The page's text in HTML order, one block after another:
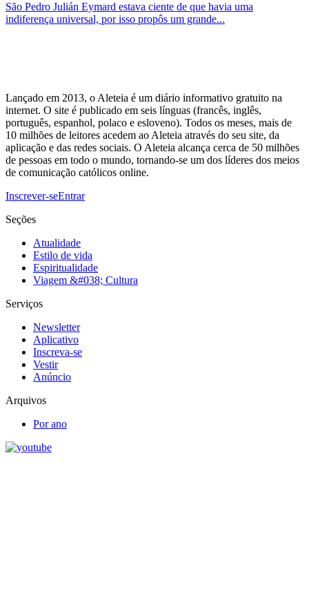
São Pedro Julián Eymard estava ciente de que havia uma
indiferença universal, por isso propôs um grande...
Lançado em 2013, o Aleteia é um diário informativo gratuito na
internet. O site é publicado em seis línguas (francês, inglês,
português, espanhol, polaco e esloveno). Todos os meses, mais de
10 milhões de leitores acedem ao Aleteia através do seu site, da
aplicação e das redes sociais. O Aleteia alcança cerca de 50 milhões
de pessoas em todo o mundo, tornando-se um dos líderes dos meios
de comunicação católicos online.
Inscrever-seEntrar
Seções
Atualidade
Estilo de vida
Espiritualidade
Viagem &#038; Cultura
Serviços
Newsletter
Aplicativo
Inscreva-se
Vestir
Anúncio
Arquivos
Por ano